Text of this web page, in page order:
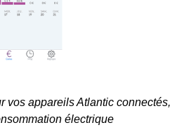
vos appareils Atlantic connectés,
électrique